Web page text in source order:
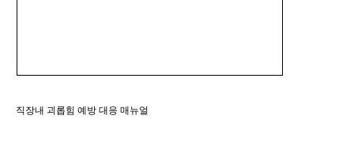
직장내 괴롭힘 예방 대응 매뉴얼